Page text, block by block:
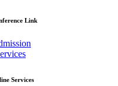
Link
Services